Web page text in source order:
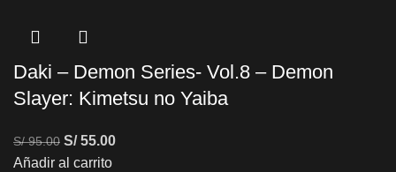
Daki – Demon Series- Vol.8 – Demon
Slayer: Kimetsu no Yaiba
S/95.00 S/55.00
Añadir al carrito